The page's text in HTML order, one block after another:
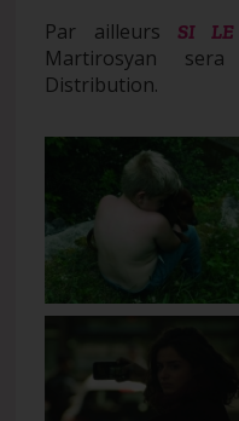
Par ailleurs SI LE
Martirosyan
Distribution.